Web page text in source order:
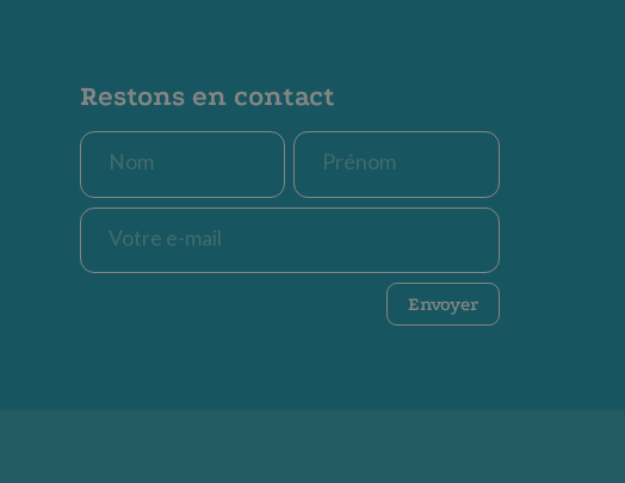
Restons en contact
Nom Prénom
E-
mail
*
Envoyer